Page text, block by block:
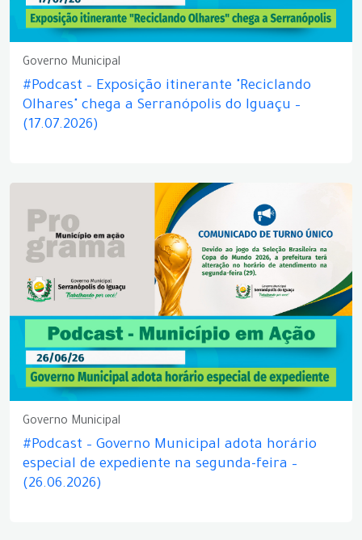
Governo Municipal
#Podcast – Exposição itinerante "Reciclando
Olhares" chega a Serranópolis do Iguaçu –
(17.07.2026)
Governo Municipal
#Podcast – Governo Municipal adota horário
especial de expediente na segunda-feira –
(26.06.2026)